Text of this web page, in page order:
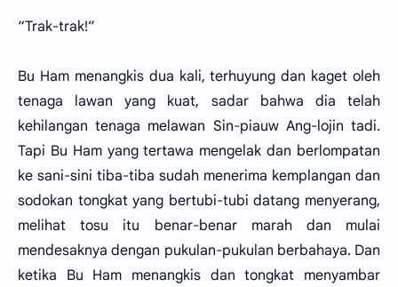
“Trak-trak!”
Bu Ham menangkis dua kali, terhuyung dan kaget oleh
tenaga lawan yang kuat, sadar bahwa dia telah
kehilangan tenaga melawan Sin-piauw Ang-lojin tadi.
Tapi Bu Ham yang tertawa mengelak dan berlompatan
ke sani-sini tiba-tiba sudah menerima kemplangan dan
sodokan tongkat yang bertubi-tubi datang menyerang,
melihat tosu itu benar-benar marah dan mulai
mendesaknya dengan pukulan-pukulan berbahaya. Dan
ketika Bu Ham menangkis dan tongkat menyambar